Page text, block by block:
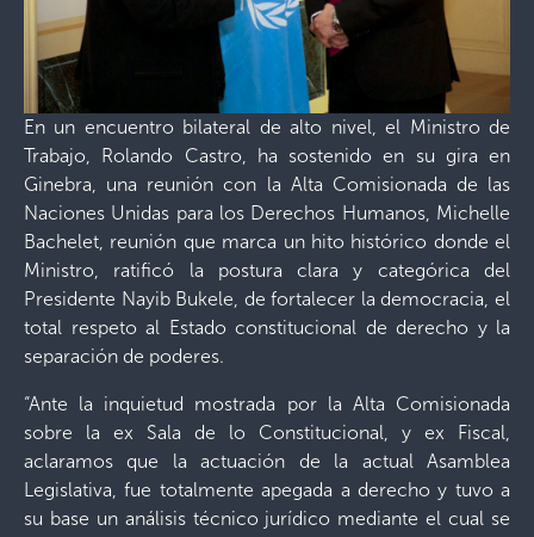
En un encuentro bilateral de alto nivel, el Ministro de
Trabajo, Rolando Castro, ha sostenido en su gira en
Ginebra, una reunión con la Alta Comisionada de las
Naciones Unidas para los Derechos Humanos, Michelle
Bachelet, reunión que marca un hito histórico donde el
Ministro, ratificó la postura clara y categórica del
Presidente Nayib Bukele, de fortalecer la democracia, el
total respeto al Estado constitucional de derecho y la
separación de poderes.
“Ante la inquietud mostrada por la Alta Comisionada
sobre la ex Sala de lo Constitucional, y ex Fiscal,
aclaramos que la actuación de la actual Asamblea
Legislativa, fue totalmente apegada a derecho y tuvo a
su base un análisis técnico jurídico mediante el cual se